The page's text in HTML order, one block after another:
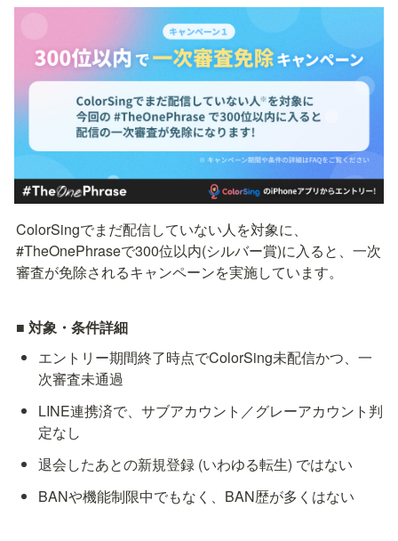
ColorSingでまだ配信していない人を対象に、
#TheOnePhraseで300位以内(シルバー賞)に入ると、一次
審査が免除されるキャンペーンを実施しています。
■ 対象・条件詳細
エントリー期間終了時点でColorSing未配信かつ、一
次審査未通過
LINE連携済で、サブアカウント／グレーアカウント判
定なし
退会したあとの新規登録 (いわゆる転生) ではない
BANや機能制限中でもなく、BAN歴が多くはない